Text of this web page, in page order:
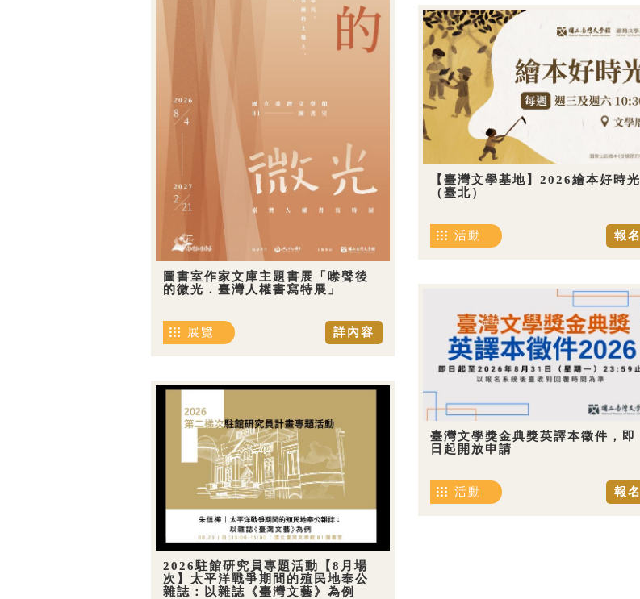
圖書室作家文庫主題書展「噤聲後
的微光．臺灣人權書寫特展」
詳內容
展覽
【臺灣文學基地】2026繪本好時光
（臺北）
報名
活動
臺灣文學獎金典獎英譯本徵件，即
日起開放申請
報名
活動
2026駐館研究員專題活動【8月場
次】太平洋戰爭期間的殖民地奉公
雜誌：以雜誌《臺灣文藝》為例